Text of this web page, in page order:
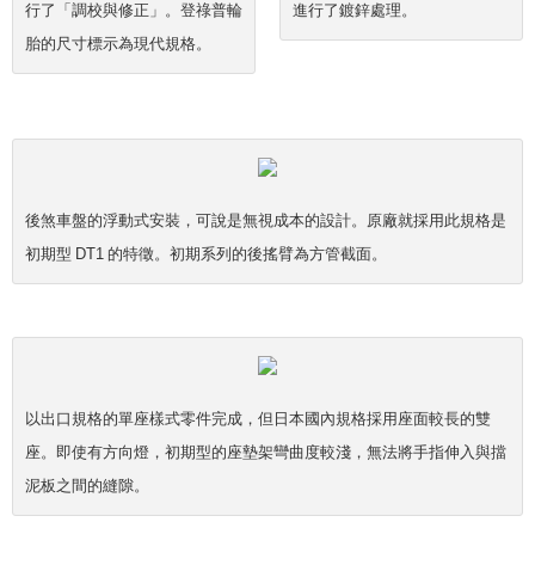
行了「調校與修正」。登祿普輪
胎的尺寸標示為現代規格。
進行了鍍鋅處理。
後煞車盤的浮動式安裝，可說是無視成本的設計。原廠就採用此規格是
初期型 DT1 的特徵。初期系列的後搖臂為方管截面。
以出口規格的單座樣式零件完成，但日本國內規格採用座面較長的雙
座。即使有方向燈，初期型的座墊架彎曲度較淺，無法將手指伸入與擋
泥板之間的縫隙。